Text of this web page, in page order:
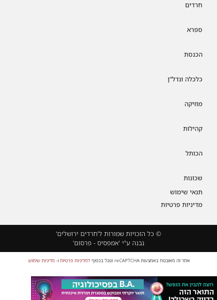
חרדים
ספרא
הכנסת
כלכלה ונדל"ן
מוזיקה
קהילות
הכותל
שכונות
תנאי שימוש
מדיניות פרטיות
© כל הזכויות שמורות ל'חרדים ירושלים'
נבנה ע"י 'אמפסיס - פרסום'
אתר זה מאובטח באמצעות reCAPTCHA וגוגל בכפוף למדיניות פרטיות ו-מדיניות שימוש.